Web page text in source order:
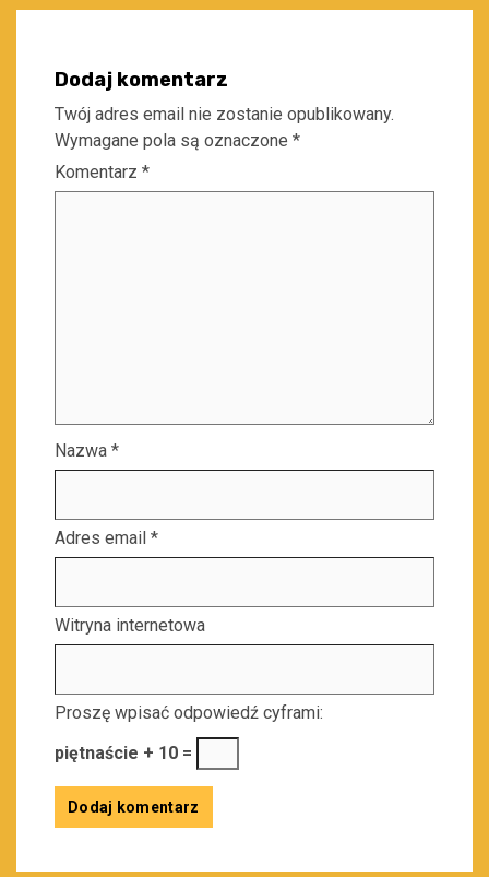
Dodaj komentarz
Twój adres email nie zostanie opublikowany.
Wymagane pola są oznaczone *
Komentarz *
Nazwa *
Adres email *
Witryna internetowa
Proszę wpisać odpowiedź cyframi:
piętnaście + 10 =